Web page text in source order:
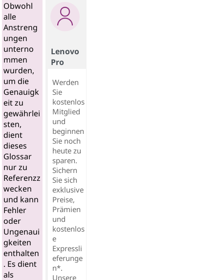
Obwohl
alle
Anstreng
ungen
unterno
mmen
wurden,
um die
Genauigk
eit zu
gewährlei
sten,
dient
dieses
Glossar
nur zu
Referenzz
wecken
und kann
Fehler
oder
Ungenaui
gkeiten
enthalten
. Es dient
als
Lenovo
Pro
Werden
Sie
kostenlos
Mitglied
und
beginnen
Sie noch
heute zu
sparen.
Sichern
Sie sich
exklusive
Preise,
Prämien
und
kostenlos
e
Expressli
eferunge
n*.
Unsere